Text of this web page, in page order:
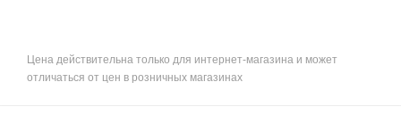
Цена действительна только для интернет-магазина и может
отличаться от цен в розничных магазинах